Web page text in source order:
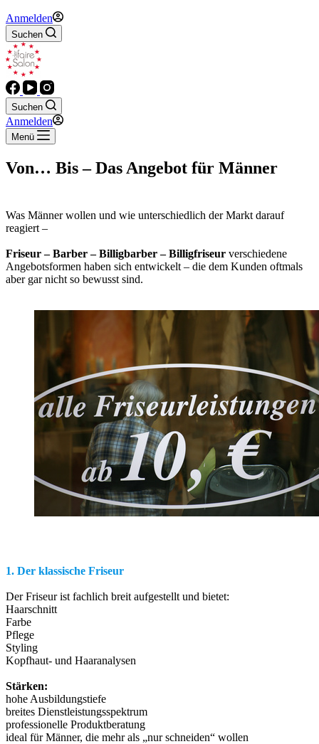
Anmelden
Suchen
Suchen
Anmelden
Menü
Von… Bis – Das Angebot für Männer
Was Männer wollen und wie unterschiedlich der Markt darauf
reagiert –
Friseur – Barber – Billigbarber – Billigfriseur verschiedene
Angebotsformen haben sich entwickelt – die dem Kunden oftmals
aber gar nicht so bewusst sind.
1. Der klassische Friseur
Der Friseur ist fachlich breit aufgestellt und bietet:
Haarschnitt
Farbe
Pflege
Styling
Kopfhaut- und Haaranalysen
Stärken:
hohe Ausbildungstiefe
breites Dienstleistungsspektrum
professionelle Produktberatung
ideal für Männer, die mehr als „nur schneiden“ wollen